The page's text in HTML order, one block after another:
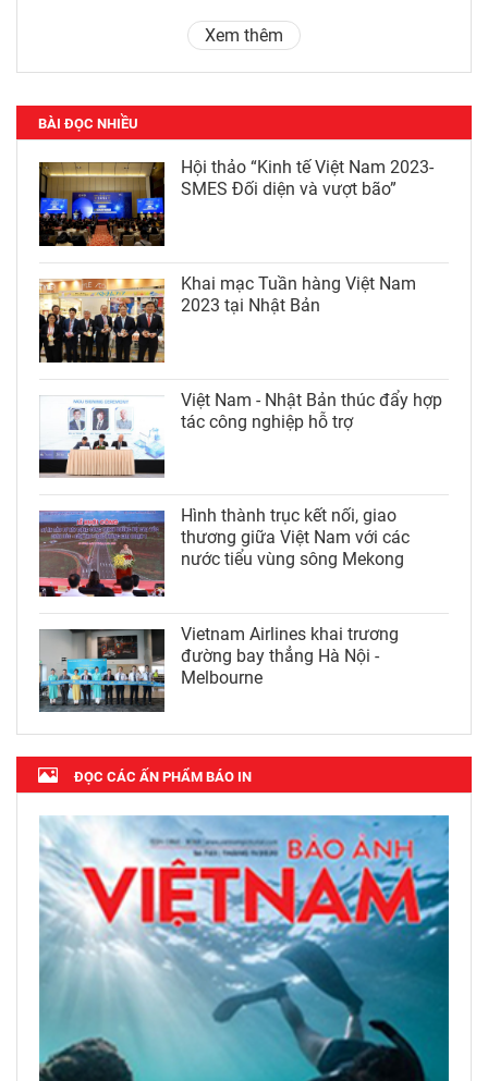
Xem thêm
BÀI ĐỌC NHIỀU
Hội thảo “Kinh tế Việt Nam 2023-
SMES Đối diện và vượt bão”
Khai mạc Tuần hàng Việt Nam
2023 tại Nhật Bản
Việt Nam - Nhật Bản thúc đẩy hợp
tác công nghiệp hỗ trợ
Hình thành trục kết nối, giao
thương giữa Việt Nam với các
nước tiểu vùng sông Mekong
Vietnam Airlines khai trương
đường bay thẳng Hà Nội -
Melbourne
ĐỌC CÁC ẤN PHẨM BÁO IN